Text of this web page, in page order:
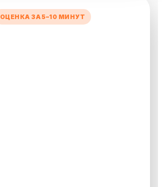
ОЦЕНКА ЗА 5–10 МИНУТ